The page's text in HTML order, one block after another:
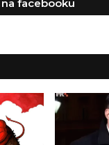
facebooku